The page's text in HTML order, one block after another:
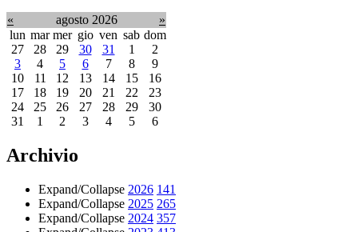
« agosto 2026
»
lun mar mer gio ven sab dom
27
28 29 30 31 1
2
3
4 5 6 7 8
9
10
11 12 13 14 15
16
17
18 19 20 21 22
23
24
25 26 27 28 29
30
31
1 2 3 4 5 6
Archivio
Expand/Collapse 2026 141
Expand/Collapse 2025 265
Expand/Collapse 2024 357